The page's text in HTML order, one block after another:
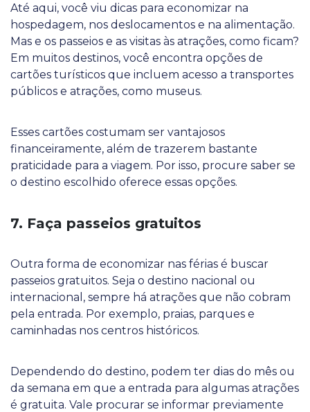
Até aqui, você viu dicas para economizar na
hospedagem, nos deslocamentos e na alimentação.
Mas e os passeios e as visitas às atrações, como ficam?
Em muitos destinos, você encontra opções de
cartões turísticos que incluem acesso a transportes
públicos e atrações, como museus.
Esses cartões costumam ser vantajosos
financeiramente, além de trazerem bastante
praticidade para a viagem. Por isso, procure saber se
o destino escolhido oferece essas opções.
7. Faça passeios gratuitos
Outra forma de economizar nas férias é buscar
passeios gratuitos. Seja o destino nacional ou
internacional, sempre há atrações que não cobram
pela entrada. Por exemplo, praias, parques e
caminhadas nos centros históricos.
Dependendo do destino, podem ter dias do mês ou
da semana em que a entrada para algumas atrações
é gratuita. Vale procurar se informar previamente